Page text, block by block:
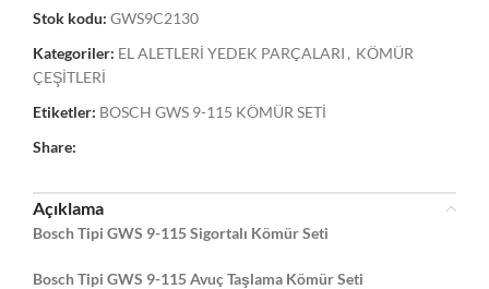
Stok kodu: GWS9C2130
Kategoriler: EL ALETLERİ YEDEK PARÇALARI , KÖMÜR
ÇEŞİTLERİ
Etiketler: BOSCH GWS 9-115 KÖMÜR SETİ
Share:
Açıklama
Bosch Tipi GWS 9-115 Sigortalı Kömür Seti
Bosch Tipi GWS 9-115 Avuç Taşlama Kömür Seti